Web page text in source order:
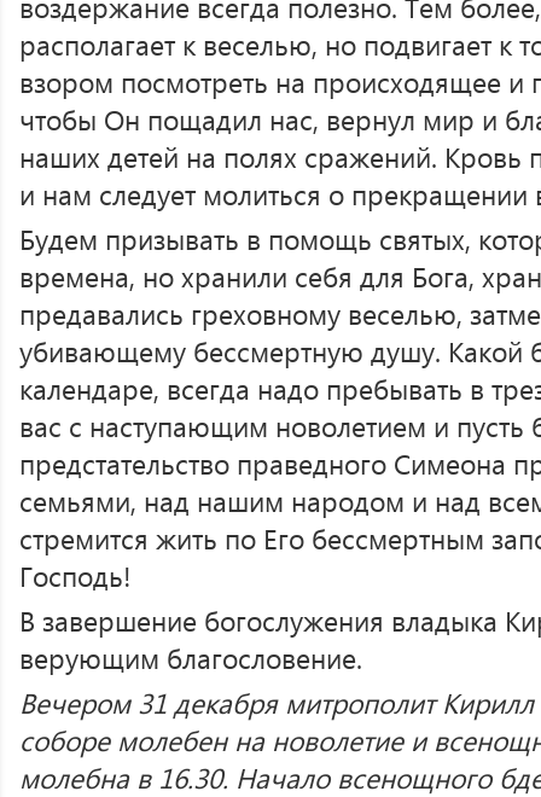
располагает к веселью, но подвигает к
взором посмотреть на происходящее и
чтобы Он пощадил нас, вернул мир и
наших детей на полях сражений. Кровь
и нам следует молиться о
Будем призывать в помощь святых,
времена, но хранили себя для Бога,
предавались греховному веселью,
убивающему бессмертную душу. Какой
календаре, всегда надо пребывать в
вас с наступающим новолетием и пусть
предстательство праведного Симеона
семьями, над нашим народом и над
стремится жить по Его бессмертным
Господь!
В завершение богослужения владыка
верующим благословение.
Вечером 31 декабря митрополит
соборе молебен на новолетие и
молебна в 16.30. Начало всенощного